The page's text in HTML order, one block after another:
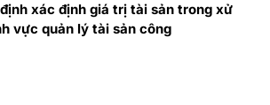
xác định giá trị tài sản trong xử
vực quản lý tài sản công